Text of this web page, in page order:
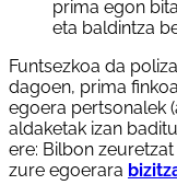
prima egon
eta baldintza
Funtsezkoa da
dagoen, prima
egoera pertsonalek
aldaketak izan
ere: Bilbon
zure egoerara